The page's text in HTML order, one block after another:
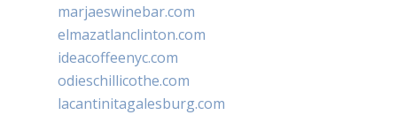
marjaeswinebar.com
elmazatlanclinton.com
ideacoffeenyc.com
odieschillicothe.com
lacantinitagalesburg.com